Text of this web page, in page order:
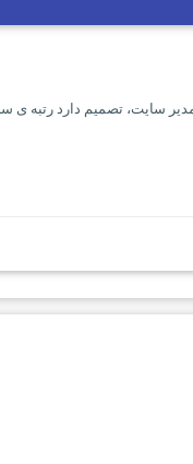
سایت، تصمیم دارد رتبه ی